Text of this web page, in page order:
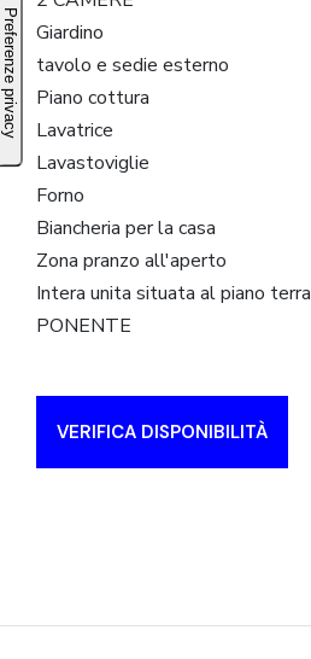
Giardino
tavolo e sedie esterno
Piano cottura
Lavatrice
Lavastoviglie
Forno
Biancheria per la casa
Zona pranzo all'aperto
Intera unita situata al piano terra
PONENTE
VERIFICA DISPONIBILITÀ